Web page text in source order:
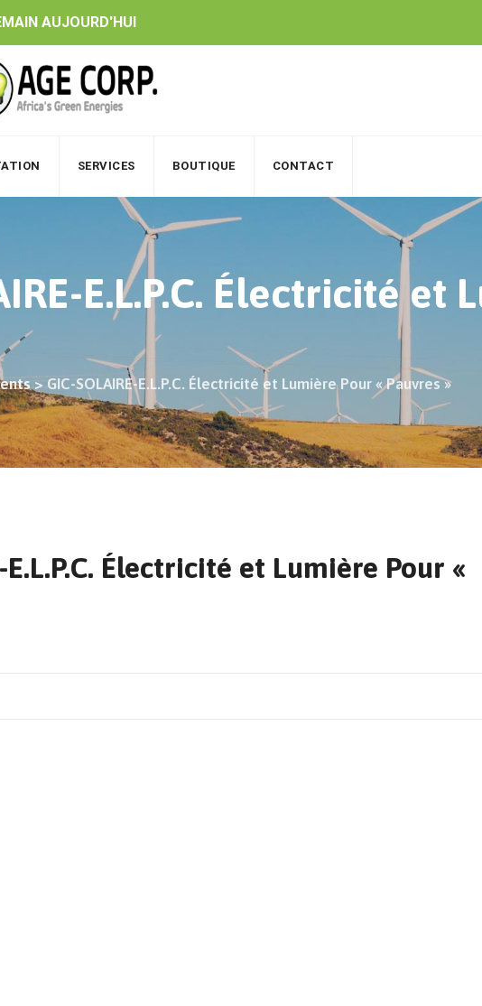
AUJOURD'HUI
SERVICES BOUTIQUE CONTACT
E.L.P.C. Électricité et
> GIC-SOLAIRE-E.L.P.C. Électricité et Lumière Pour « Pauvres »
E.L.P.C. Électricité et Lumière Pour «